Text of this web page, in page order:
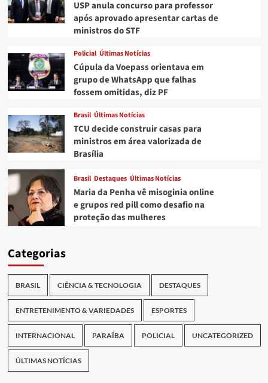
USP anula concurso para professor
após aprovado apresentar cartas de
ministros do STF
Policial Últimas Notícias
Cúpula da Voepass orientava em
grupo de WhatsApp que falhas
fossem omitidas, diz PF
Brasil Últimas Notícias
TCU decide construir casas para
ministros em área valorizada de
Brasília
Brasil Destaques Últimas Notícias
Maria da Penha vê misoginia online
e grupos red pill como desafio na
proteção das mulheres
Categorias
BRASIL CIÊNCIA & TECNOLOGIA DESTAQUES
ENTRETENIMENTO & VARIEDADES ESPORTES
INTERNACIONAL PARAÍBA POLICIAL UNCATEGORIZED
ÚLTIMAS NOTÍCIAS